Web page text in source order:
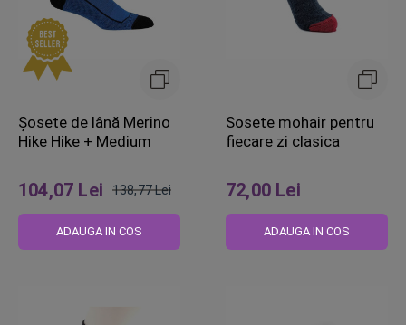
Șosete de lână Merino
Hike Hike + Medium
104,07 Lei
obisnuit
138,77 Lei
ADAUGA IN COS
Sosete mohair pentru
fiecare zi clasica
72,00 Lei
ADAUGA IN COS